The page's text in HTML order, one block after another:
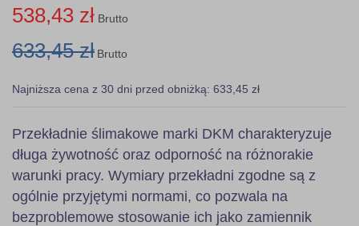
538,43 zł Brutto
633,45 zł Brutto
Najniższa cena z 30 dni przed obniżką: 633,45 zł
Przekładnie ślimakowe marki DKM charakteryzuje
długa żywotność oraz odporność na różnorakie
warunki pracy. Wymiary przekładni zgodne są z
ogólnie przyjętymi normami, co pozwala na
bezproblemowe stosowanie ich jako zamiennik